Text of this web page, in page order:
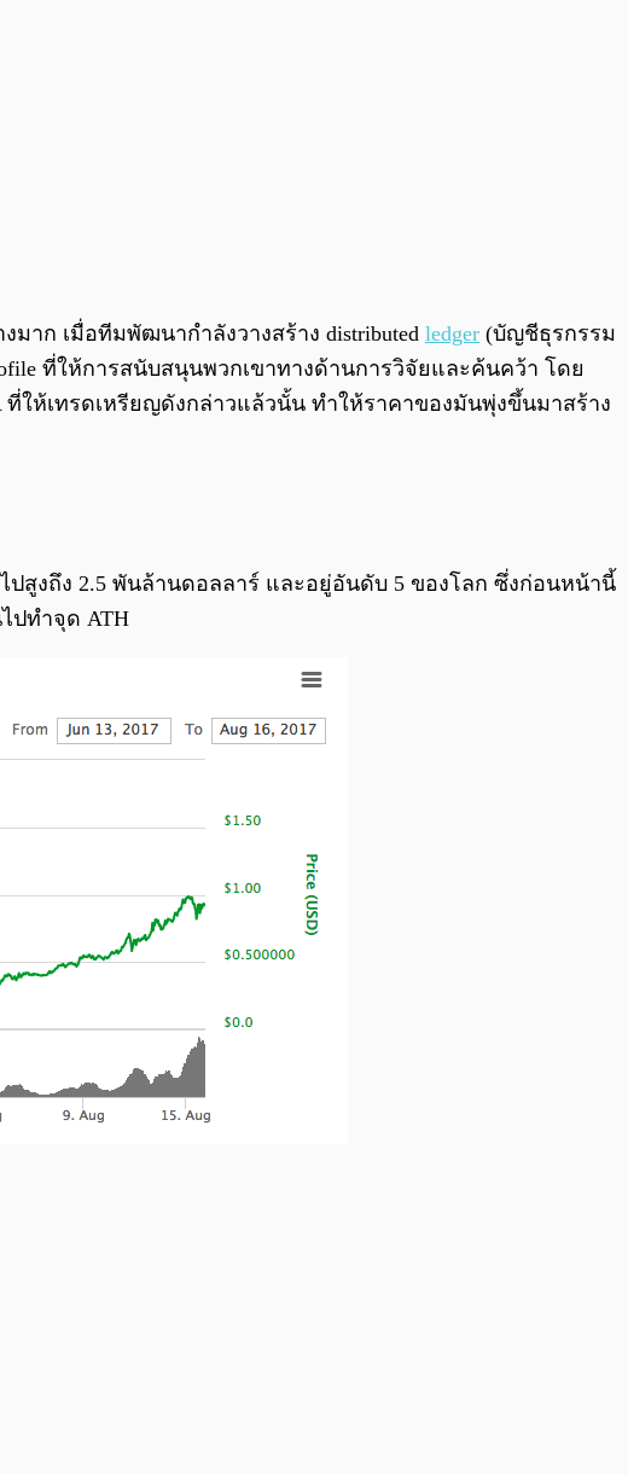
/ 0:00
งมาก เมื่อทีมพัฒนากำลังวางสร้าง distributed ledger (บัญชีธุรกรรม
ที่ให้การสนับสนุนพวกเขาทางด้านการวิจัยและค้นคว้า โดย
ให้เทรดเหรียญดังกล่าวแล้วนั้น ทำให้ราคาของมันพุ่งขึ้นมาสร้าง
สูงถึง 2.5 พันล้านดอลลาร์ และอยู่อันดับ 5 ของโลก ซึ่งก่อนหน้านี้
ปทำจุด ATH